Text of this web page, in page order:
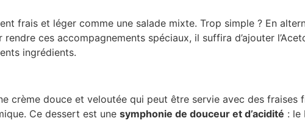
frais et léger comme une salade mixte. Trop simple ? En
rendre ces accompagnements spéciaux, il suffira d’ajouter
ingrédients.
crème douce et veloutée qui peut être servie avec des fraises
Ce dessert est une symphonie de douceur et d’acidité : le